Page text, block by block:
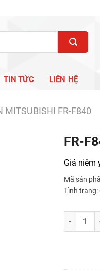
TIN TỨC LIÊN HỆ
MITSUBISHI FR-F840
FR-
Giá niêm
Mã sản
Tình trạng:
FR-F840-